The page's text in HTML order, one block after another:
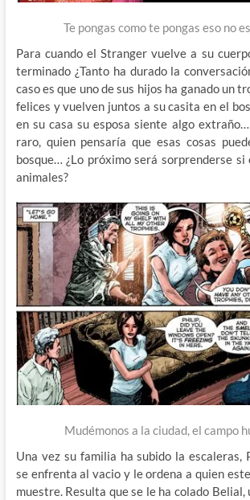
Te pongas como te pongas eso no
Para cuando el Stranger vuelve a su
terminado ¿Tanto ha durado la
caso es que uno de sus hijos ha ganado un
felices y vuelven juntos a su casita en el
en su casa su esposa siente algo
raro, quien pensaría que esas cosas
bosque… ¿Lo próximo será sorprenderse si
animales?
Mudémonos a la ciudad, el campo
Una vez su familia ha subido la escaleras,
se enfrenta al vacio y le ordena a quien
muestre. Resulta que se le ha colado Belial,